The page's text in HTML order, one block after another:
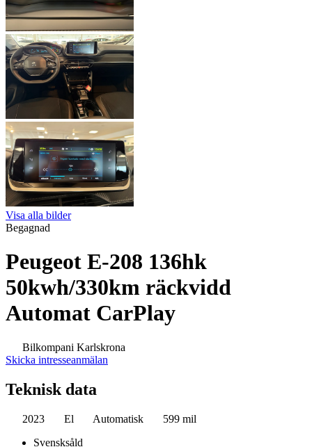
Visa alla bilder
Begagnad
Peugeot E-208 136hk
50kwh/330km räckvidd
Automat CarPlay
Bilkompani Karlskrona
Skicka intresseanmälan
Teknisk data
2023 El Automatisk
599 mil
Svensksåld